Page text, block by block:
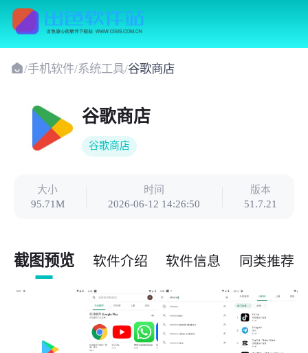
/手机软件/系统工具/谷歌商店
谷歌商店
谷歌商店
大小
95.71M
时间
2026-06-12 14:26:50
版本
51.7.21
截图预览 软件介绍 软件信息 同类推荐